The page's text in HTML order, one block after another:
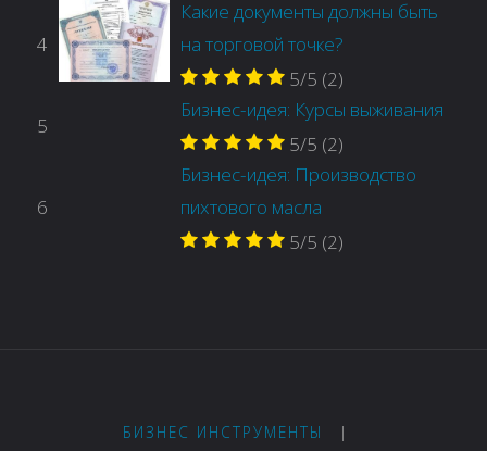
4
Какие документы должны быть
на торговой точке?
5/5 (2)
5
Бизнес-идея: Курсы выживания
5/5 (2)
6
Бизнес-идея: Производство
пихтового масла
5/5 (2)
БИЗНЕС ИНСТРУМЕНТЫ |